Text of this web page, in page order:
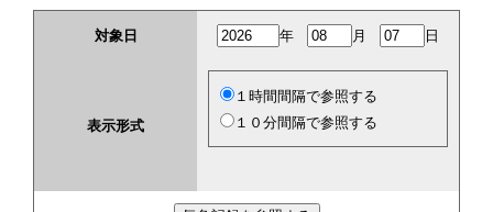
対象日 年 月 日
表示形式
１時間間隔で参照する
１０分間隔で参照する